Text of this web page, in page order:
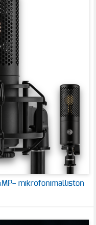
mikrofonimalliston